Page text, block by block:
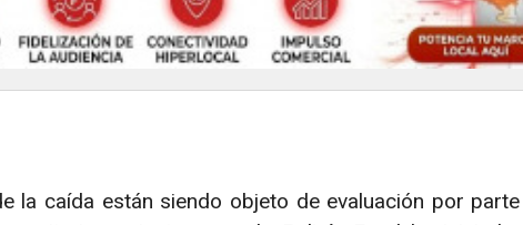
la caída están siendo objeto de evaluación por